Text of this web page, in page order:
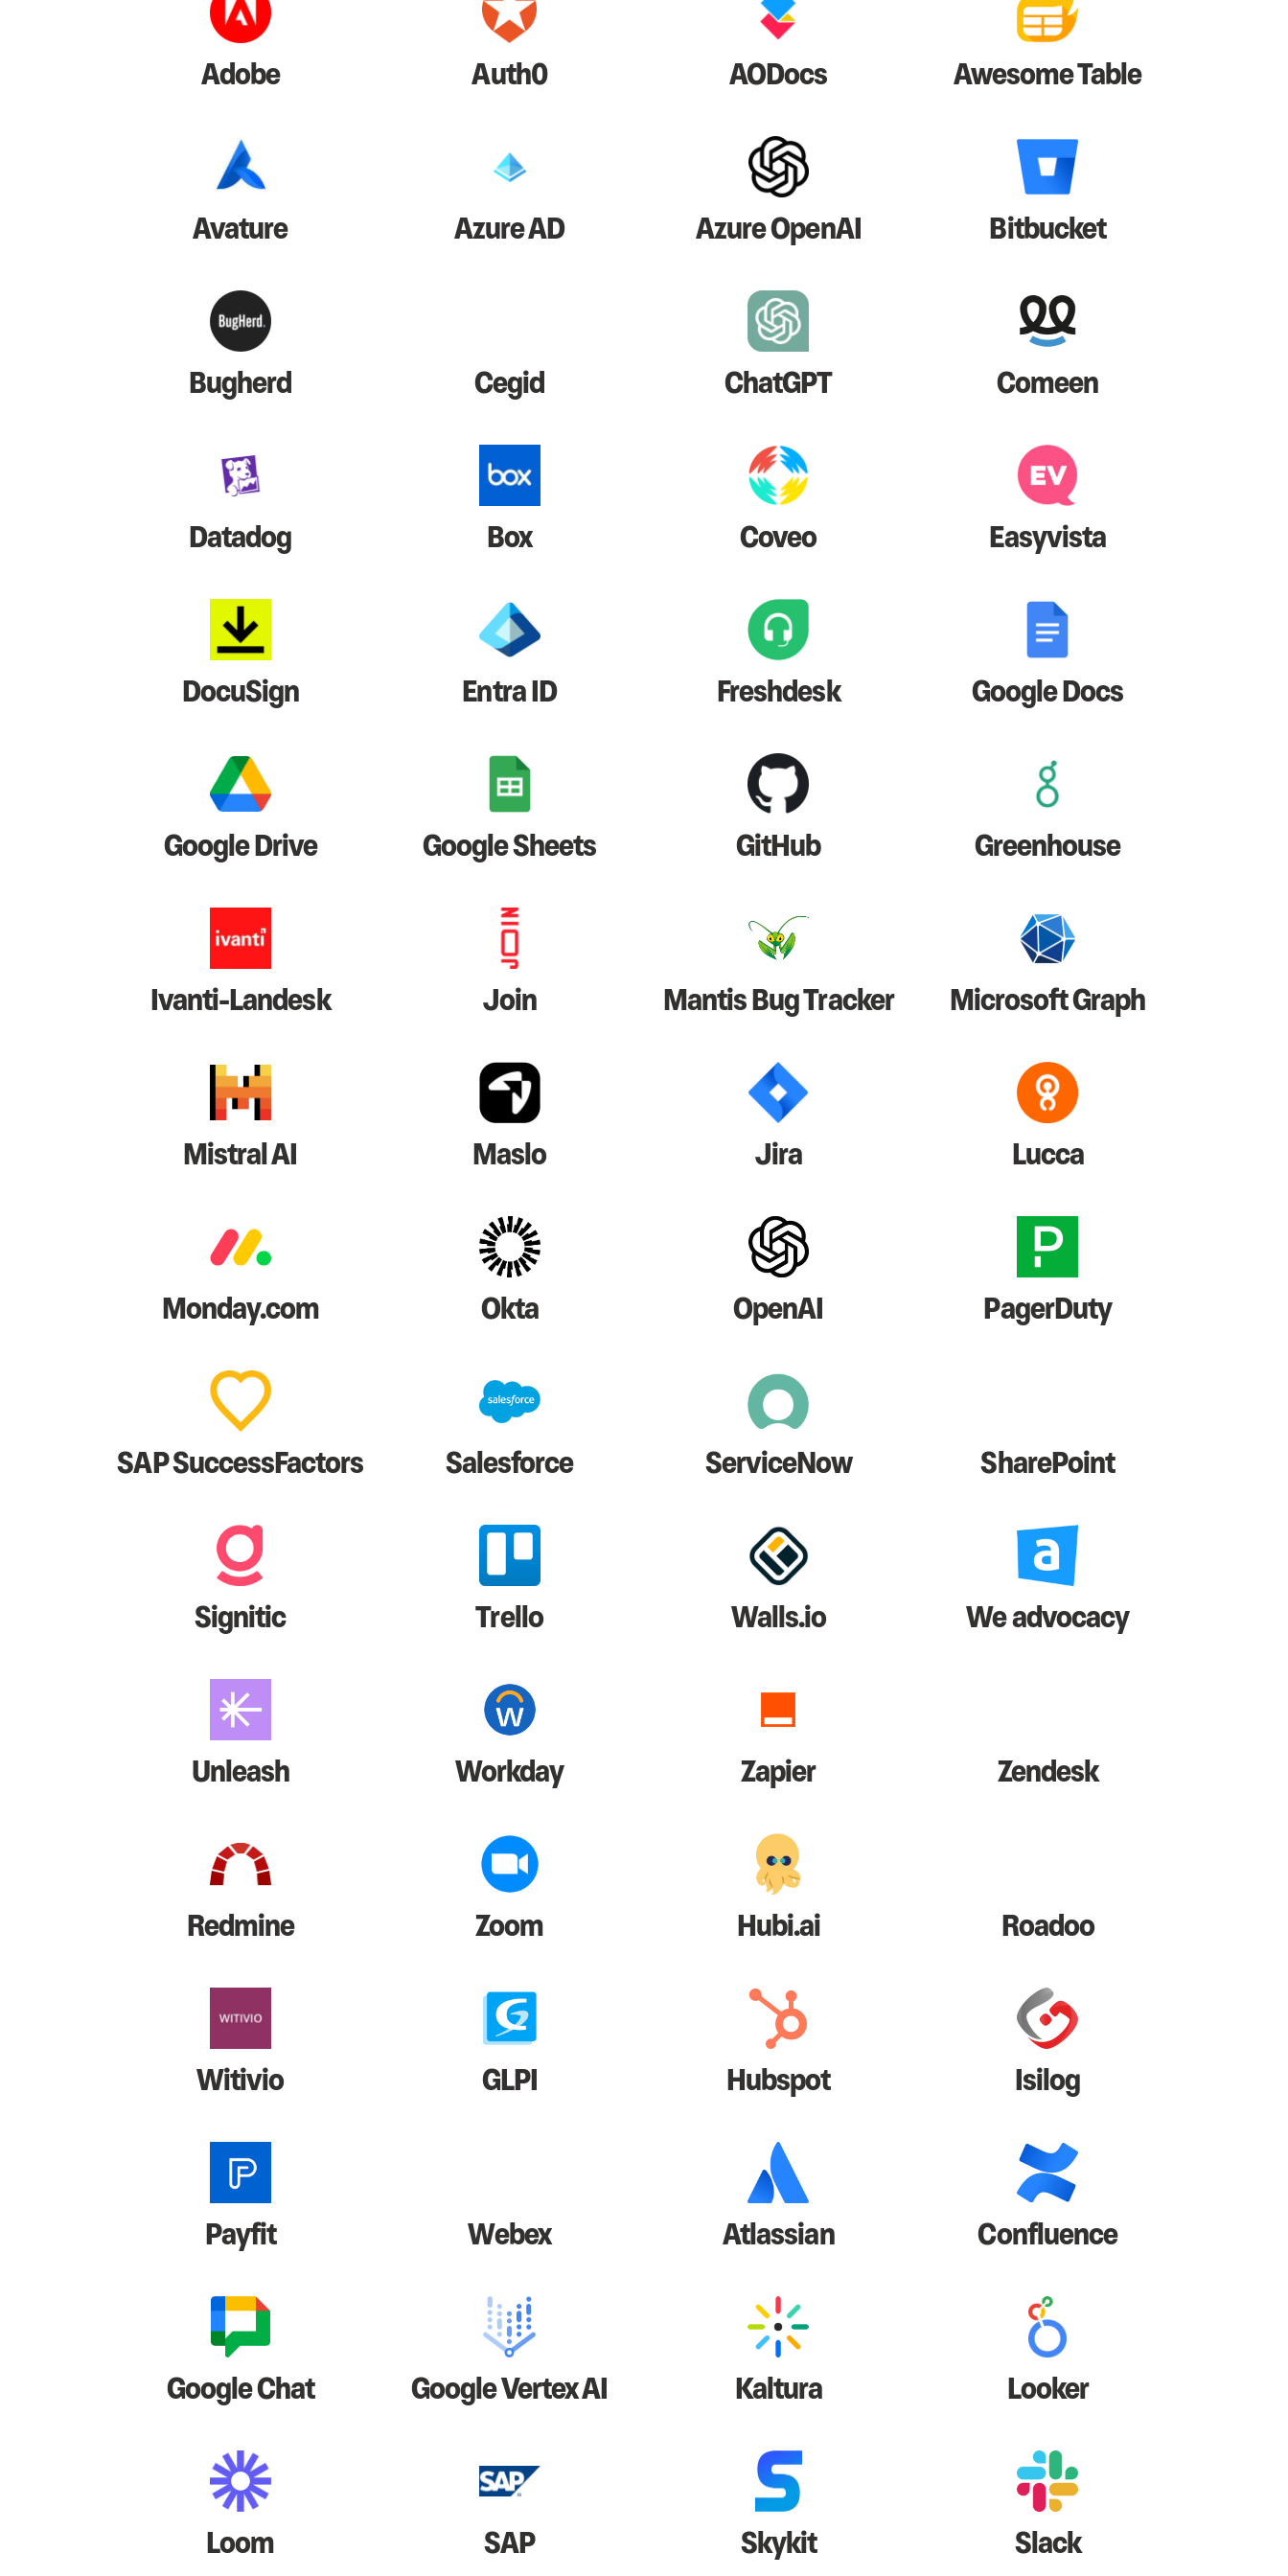
Adobe Auth0 AODocs Awesome Table
Avature Azure AD Azure OpenAI Bitbucket
Bugherd Cegid ChatGPT Comeen
Datadog Box Coveo Easyvista
DocuSign Entra ID Freshdesk Google Docs
Google Drive Google Sheets GitHub Greenhouse
Ivanti-Landesk Join Mantis Bug Tracker Microsoft Graph
Mistral AI Maslo Jira Lucca
Monday.com Okta OpenAI PagerDuty
SAP SuccessFactors Salesforce ServiceNow SharePoint
Signitic Trello Walls.io We advocacy
Unleash Workday Zapier Zendesk
Redmine Zoom Hubi.ai Roadoo
Witivio GLPI Hubspot Isilog
Payfit Webex Atlassian Confluence
Google Chat Google Vertex AI Kaltura Looker
Loom SAP Skykit Slack